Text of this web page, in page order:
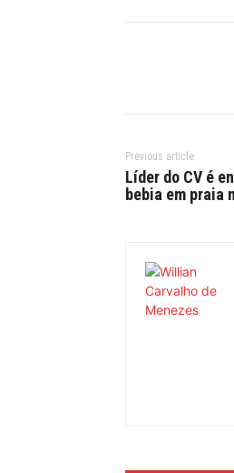
Previous article
Líder do CV é
bebia em praia